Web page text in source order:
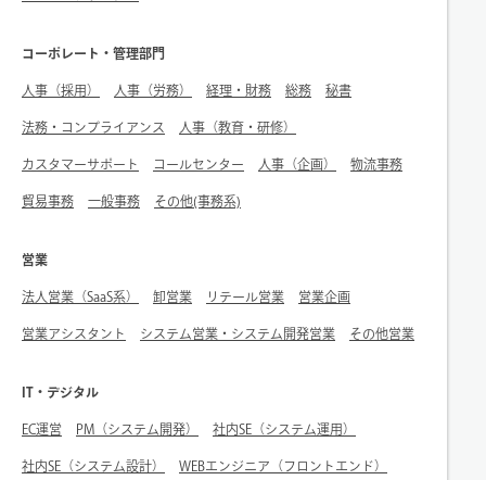
コーポレート・管理部門
人事（採用） 人事（労務） 経理・財務 総務 秘書
法務・コンプライアンス 人事（教育・研修）
カスタマーサポート コールセンター 人事（企画） 物流事務
貿易事務 一般事務 その他(事務系)
営業
法人営業（SaaS系） 卸営業 リテール営業 営業企画
営業アシスタント システム営業・システム開発営業 その他営業
IT・デジタル
EC運営 PM（システム開発） 社内SE（システム運用）
社内SE（システム設計） WEBエンジニア（フロントエンド）